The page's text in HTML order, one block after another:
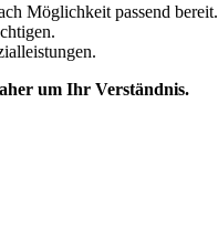
Möglichkeit passend bereit.
um Ihr Verständnis.